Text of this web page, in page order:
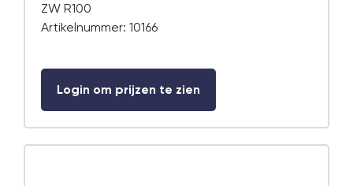
ZW R100
Artikelnummer: 10166
Login om prijzen te zien